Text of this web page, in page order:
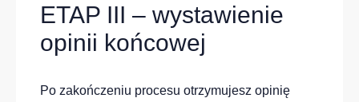
ETAP III – wystawienie
opinii końcowej
Po zakończeniu procesu otrzymujesz opinię